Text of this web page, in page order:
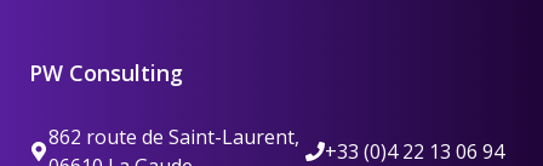
PW Consulting
862 route de Saint-Laurent,
+33 (0)4 22 13 06 94